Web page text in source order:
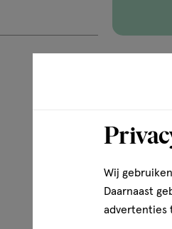
Wij
Daarnaast
advertenties